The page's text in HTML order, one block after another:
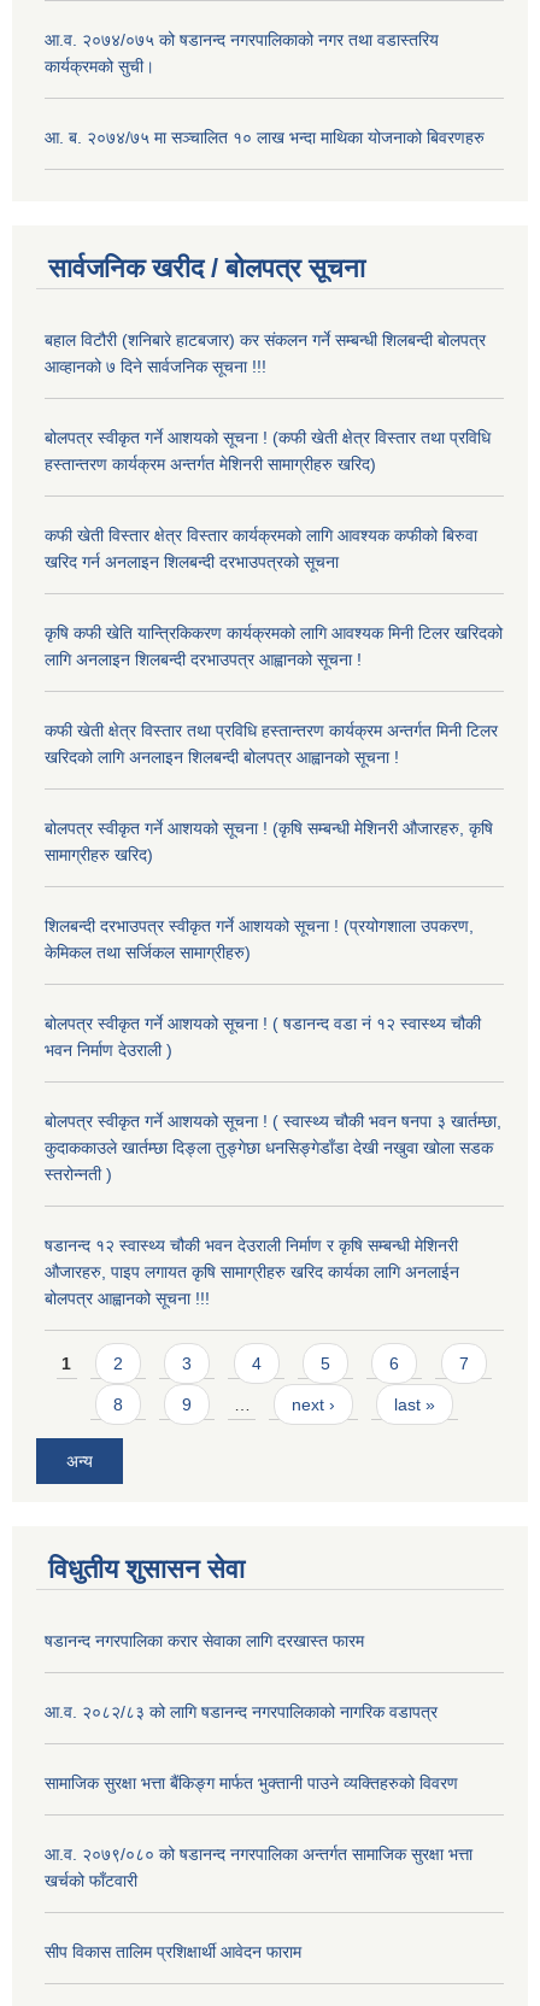
आ.व. २०७४/०७५ को षडानन्द नगरपालिकाको नगर तथा वडास्तरिय
कार्यक्रमको सुची।
आ. ब. २०७४/७५ मा सञ्चालित १० लाख भन्दा माथिका योजनाको बिवरणहरु
सार्वजनिक खरीद / बोलपत्र सूचना
बहाल विटौरी (शनिबारे हाटबजार) कर संकलन गर्ने सम्बन्धी शिलबन्दी बोलपत्र
आव्हानको ७ दिने सार्वजनिक सूचना !!!
बोलपत्र स्वीकृत गर्ने आशयको सूचना ! (कफी खेती क्षेत्र विस्तार तथा प्रविधि
हस्तान्तरण कार्यक्रम अन्तर्गत मेशिनरी सामाग्रीहरु खरिद)
कफी खेती विस्तार क्षेत्र विस्तार कार्यक्रमको लागि आवश्यक कफीको बिरुवा
खरिद गर्न अनलाइन शिलबन्दी दरभाउपत्रको सूचना
कृषि कफी खेति यान्त्रिकिकरण कार्यक्रमको लागि आवश्यक मिनी टिलर खरिदको
लागि अनलाइन शिलबन्दी दरभाउपत्र आह्वानको सूचना !
कफी खेती क्षेत्र विस्तार तथा प्रविधि हस्तान्तरण कार्यक्रम अन्तर्गत मिनी टिलर
खरिदको लागि अनलाइन शिलबन्दी बोलपत्र आह्वानको सूचना !
बोलपत्र स्वीकृत गर्ने आशयको सूचना ! (कृषि सम्बन्धी मेशिनरी औजारहरु, कृषि
सामाग्रीहरु खरिद)
शिलबन्दी दरभाउपत्र स्वीकृत गर्ने आशयको सूचना ! (प्रयोगशाला उपकरण,
केमिकल तथा सर्जिकल सामाग्रीहरु)
बोलपत्र स्वीकृत गर्ने आशयको सूचना ! ( षडानन्द वडा नं १२ स्वास्थ्य चौकी
भवन निर्माण देउराली )
बोलपत्र स्वीकृत गर्ने आशयको सूचना ! ( स्वास्थ्य चौकी भवन षनपा ३ खार्तम्छा,
कुदाककाउले खार्तम्छा दिङ्ला तुङ्गेछा धनसिङ्गेडाँडा देखी नखुवा खोला सडक
स्तरोन्नती )
षडानन्द १२ स्वास्थ्य चौकी भवन देउराली निर्माण र कृषि सम्बन्धी मेशिनरी
औजारहरु, पाइप लगायत कृषि सामाग्रीहरु खरिद कार्यका लागि अनलाईन
बोलपत्र आह्वानको सूचना !!!
Pages
1 2 3 4 5 6 7
8 9 … next › last »
अन्य
विधुतीय शुसासन सेवा
षडानन्द नगरपालिका करार सेवाका लागि दरखास्त फारम
आ.व. २०८२/८३ को लागि षडानन्द नगरपालिकाको नागरिक वडापत्र
सामाजिक सुरक्षा भत्ता बैंकिङ्ग मार्फत भुक्तानी पाउने व्यक्तिहरुको विवरण
आ.व. २०७९/०८० को षडानन्द नगरपालिका अन्तर्गत सामाजिक सुरक्षा भत्ता
खर्चको फाँटवारी
सीप विकास तालिम प्रशिक्षार्थी आवेदन फाराम